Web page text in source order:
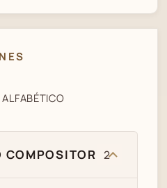
ALFABÉTICO
COMPOSITOR 2